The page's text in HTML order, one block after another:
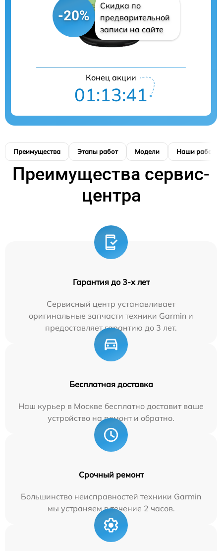
-20%
Скидка по
предварительной
записи на сайте
Конец акции
01:13:40
Преимущества Этапы работ Модели Наши работы
Преимущества сервис-
центра
Гарантия до 3-х лет
Сервисный центр устанавливает
оригинальные запчасти техники Garmin и
предоставляет гарантию до 3 лет.
Бесплатная доставка
Наш курьер в Москве бесплатно доставит ваше
устройство на ремонт и обратно.
Срочный ремонт
Большинство неисправностей техники Garmin
мы устраняем в течение 2 часов.